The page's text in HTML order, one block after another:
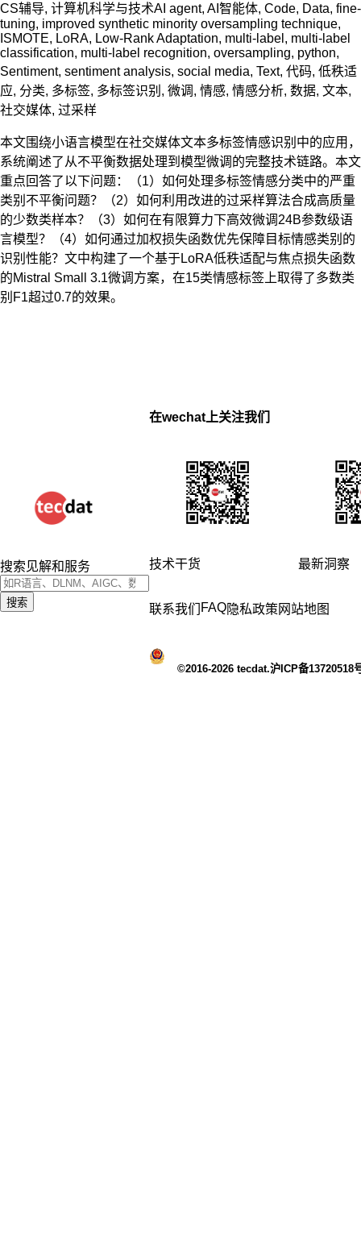
CS辅导, 计算机科学与技术AI agent, AI智能体, Code, Data, fine-
tuning, improved synthetic minority oversampling technique,
ISMOTE, LoRA, Low-Rank Adaptation, multi-label , multi-label
classification, multi-label recognition, oversampling, python,
Sentiment, sentiment analysis, social media, Text, 代码, 低秩适
应, 分类, 多标签, 多标签识别 , 微调 , 情感, 情感分析, 数据, 文本,
社交媒体, 过采样
本文围绕小语言模型在社交媒体文本多标签情感识别中的应用，
系统阐述了从不平衡数据处理到模型微调的完整技术链路。本文
重点回答了以下问题：（1）如何处理多标签情感分类中的严重
类别不平衡问题？（2）如何利用改进的过采样算法合成高质量
的少数类样本？（3）如何在有限算力下高效微调24B参数级语
言模型？（4）如何通过加权损失函数优先保障目标情感类别的
识别性能？文中构建了一个基于LoRA低秩适配与焦点损失函数
的Mistral Small 3.1微调方案，在15类情感标签上取得了多数类
别F1超过0.7的效果。
搜索见解和服务
搜索
在wechat上关注我们
技术干货 最新洞察
联系我们 FAQ隐私政策 网站地图
©2016-2026 tecdat.沪ICP备13720518